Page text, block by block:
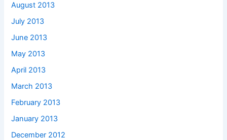
August 2013
July 2013
June 2013
May 2013
April 2013
March 2013
February 2013
January 2013
December 2012